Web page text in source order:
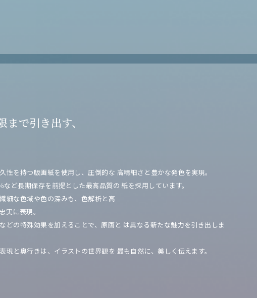
で引き出す、
性を持つ版画紙を使用し、圧倒的な 高精細さと豊かな発色を実現。
など長期保存を前提とした最高品質の 紙を採用しています。
細な色域や色の深みも、色解析と高
実に表現。
どの特殊効果を加えることで、原画と は異なる新たな魅力を引き出しま
現と奥行きは、イラストの世界観を 最も自然に、美しく伝えます。